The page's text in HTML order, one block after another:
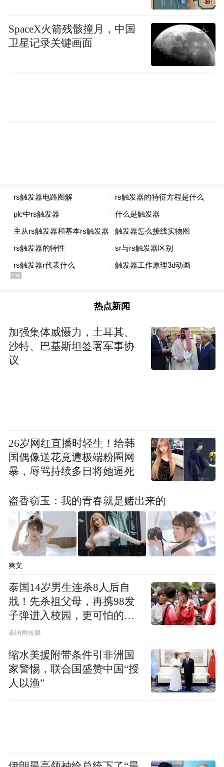
办公室党支部与龙桥村党总支开展党建共
建，创新探索“党建+品牌”帮扶模式。当年公
司援建了龙桥村第一网格服务驿站，该驿站
充分依托集团金融资源优势，2024年，中国
人寿江苏省分公司精准对接促成9793万元大
健康项目增资落地如皋，撬动大额社会资本
流向长寿之乡特色康养产业，从县域层面拓
宽龙桥村产业联动发展空间。
驻村干部扎根乡土，田间地头蹚出富民新路
自2022年起，中国人寿江苏省分公司先后选
派何强、杨维亮两名同志到龙桥村担任驻村
第一书记。初到龙桥，这个地处如皋、海
村入户成为驻村书记的日常，白天踩着泥泞
田埂走遍全村19个村民小组，坐在农户堂屋
拉家常、记台账，摸清全村土地资源、农户
展思路，锚定“盘活闲置资产、做强本土产
业、补齐民生短板”三件要事。
源升级改善村级卫生室诊疗环境；针对乡村
SpaceX火箭残骸撞月，中国
卫星记录关键画面
热点新闻
加强集体威慑力，土耳其、
沙特、巴基斯坦签署军事协
议
26岁网红直播时轻生！给韩
国偶像送花竟遭极端粉圈网
暴，辱骂持续多日将她逼死
盗香窃玉：我的青春就是赌出来的
爽文
泰国14岁男生连杀8人后自
戕！先杀祖父母，再携98发
子弹进入校园，更可怕的细
节公布了
泰国网传媒
缩水美援附带条件引非洲国
家警惕，联合国盛赞中国“授
人以渔”